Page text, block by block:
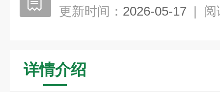
更新时间： 2026-05-17 | 阅
详情介绍